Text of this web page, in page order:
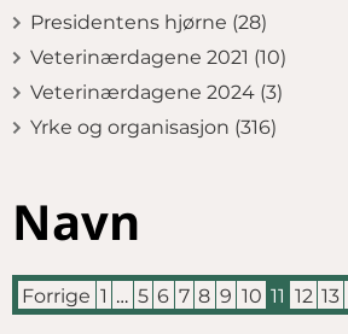
Presidentens hjørne (28)
Veterinærdagene 2021 (10)
Veterinærdagene 2024 (3)
Yrke og organisasjon (316)
Navn
Forrige 1 … 5 6 7 8 9 10 11 12 13